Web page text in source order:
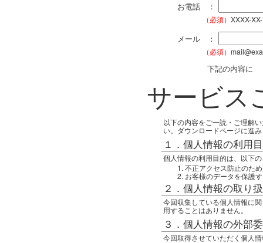
お電話 ：
（必須） XXXX-
メール ：
（必須）
下記の内容に
サービス
以下の内容をご一読・ご理解
い。ダウンロードページに進
１．個人情報の利用
個人情報の利用目的は、以下
不正アクセス防止のため
お客様のデータを保護
２．個人情報の取り
今回収集している個人情報に
用することはありません。
３．個人情報の外部
今回取得させていただく個人